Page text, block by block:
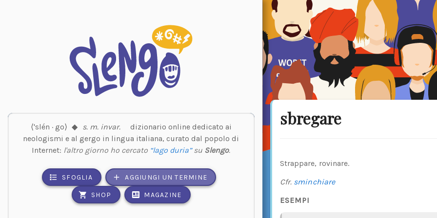
⟨'slén · go⟩ ◆ s. m. invar.
dizionario online dedicato ai
neologismi e al gergo in lingua italiana, curato dal popolo di
Internet: l'altro giorno ho cercato “lago duria”su Slengo.
SFOGLIA AGGIUNGI UN TERMINE
SHOP MAGAZINE
sbregare
Strappare, rovinare.
Cfr. sminchiare
ESEMPI